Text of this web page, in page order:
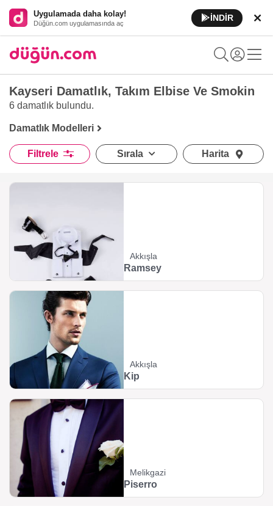
Uygulamada daha kolay!
Düğün.com uygulamasında aç
İNDİR
Kayseri Damatlık, Takım Elbise Ve Smokin
6 damatlık bulundu.
Damatlık Modelleri
Filtrele Sırala Harita
Akkışla
Ramsey
Akkışla
Kip
Melikgazi
Piserro